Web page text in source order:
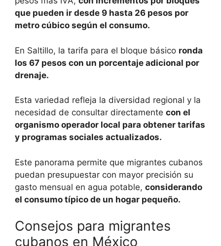
que pueden ir desde 9 hasta 26 pesos por
metro cúbico según el consumo.
En Saltillo, la tarifa para el bloque básico ronda
los 67 pesos con un porcentaje adicional por
drenaje.
Esta variedad refleja la diversidad regional y la
necesidad de consultar directamente con el
organismo operador local para obtener tarifas
y programas sociales actualizados.
Este panorama permite que migrantes cubanos
puedan presupuestar con mayor precisión su
gasto mensual en agua potable, considerando
el consumo típico de un hogar pequeño.
Consejos para migrantes
cubanos en México